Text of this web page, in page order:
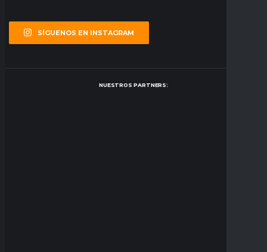
SÍGUENOS EN INSTAGRAM
NUESTROS PARTNERS: